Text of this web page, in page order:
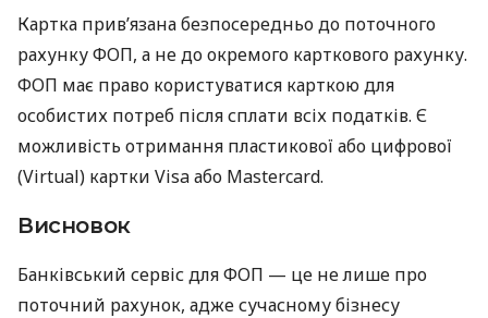
Картка прив’язана безпосередньо до поточного
рахунку ФОП, а не до окремого карткового рахунку.
ФОП має право користуватися карткою для
особистих потреб після сплати всіх податків. Є
можливість отримання пластикової або цифрової
(Virtual) картки Visa або Mastercard.
Висновок
Банківський сервіс для ФОП — це не лише про
поточний рахунок, адже сучасному бізнесу